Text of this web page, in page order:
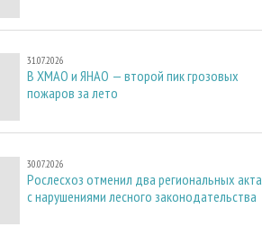
31.07.2026
В ХМАО и ЯНАО — второй пик грозовых
пожаров за лето
30.07.2026
Рослесхоз отменил два региональных акта
с нарушениями лесного законодательства